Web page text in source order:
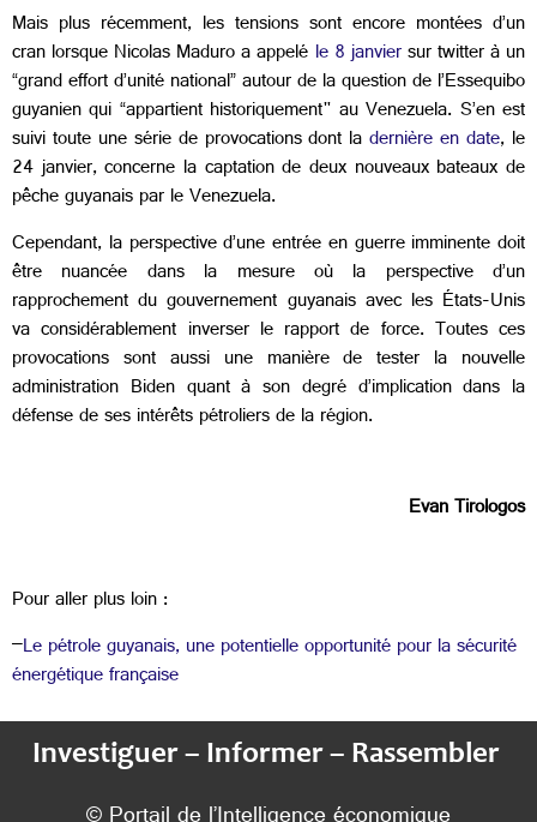
Mais plus récemment, les tensions sont encore montées d’un
cran lorsque Nicolas Maduro a appelé le 8 janviersur twitter à un
“grand effort d’unité national” autour de la question de l’Essequibo
guyanien qui “appartient historiquement" au Venezuela. S’en est
suivi toute une série de provocations dont ladernière en date, le
24 janvier, concerne la captation de deux nouveaux bateaux de
pêche guyanais par le Venezuela.
Cependant, la perspective d’une entrée en guerre imminente doit
être nuancée dans la mesure où la perspective d’un
rapprochement du gouvernement guyanais avec les États-Unis
va considérablement inverser le rapport de force. Toutes ces
provocations sont aussi une manière de tester la nouvelle
administration Biden quant à son degré d’implication dans la
défense de ses intérêts pétroliers de la région.
Evan Tirologos
Pour aller plus loin :
–Le pétrole guyanais, une potentielle opportunité pour la sécurité
énergétique française
Investiguer – Informer – Rassembler